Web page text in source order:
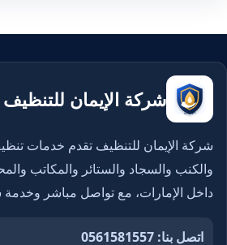
شركة الإيمان للتنظيف
شركة الإيمان للتنظيف تقدم خدمات
والكنب والسجاد والستائر والمكاتب
داخل الإمارات، مع تواصل مباشر
اتصل بنا: 0561581557